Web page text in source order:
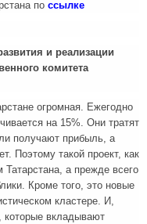
по ссылке
и реализации
комитета
огромная. Ежегодно
на 15%. Они тратят
получают прибыль, а
Поэтому такой проект, как
Татарстана, а прежде всего
Кроме того, это новые
кластере. И,
которые вкладывают